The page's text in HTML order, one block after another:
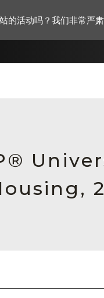
的活动吗？我们非常严